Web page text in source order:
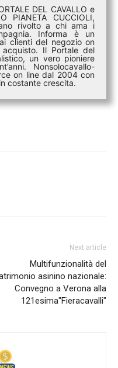
DEL CAVALLO e
PIANETA CUCCIOLI,
rivolto a chi ama i
Informa è un
clienti del negozio on
Il Portale del
un vero pioniere
Nonsolocavallo-
on line dal 2004 con
costante crescita.
Next article
Multifunzionalità del
asinino nazionale:
Convegno a Verona alla
121esima"Fieracavalli"